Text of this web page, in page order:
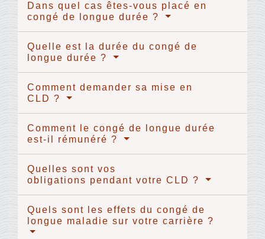
Dans quel cas êtes-vous placé en
congé de longue durée ?
Quelle est la durée du congé de
longue durée ?
Comment demander sa mise en
CLD ?
Comment le congé de longue durée
est-il rémunéré ?
Quelles sont vos
obligations pendant votre CLD ?
Quels sont les effets du congé de
longue maladie sur votre carrière ?